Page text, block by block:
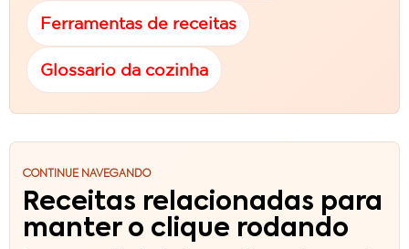
Ferramentas de receitas
Glossario da cozinha
CONTINUE NAVEGANDO
Receitas relacionadas para
manter o clique rodando